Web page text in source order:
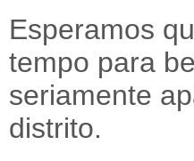
Esperamos
tempo para
seriamente
distrito.